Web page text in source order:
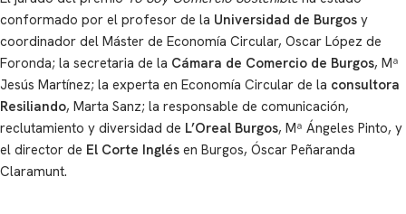
conformado por el profesor de la Universidad de Burgos y
coordinador del Máster de Economía Circular, Oscar López de
Foronda; la secretaria de la Cámara de Comercio de Burgos, Mª
Jesús Martínez; la experta en Economía Circular de la consultora
Resiliando, Marta Sanz; la responsable de comunicación,
reclutamiento y diversidad de L’Oreal Burgos, Mª Ángeles Pinto, y
el director de El Corte Inglés en Burgos, Óscar Peñaranda
Claramunt.